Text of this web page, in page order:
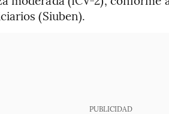
(Siuben).
PUBLICIDAD